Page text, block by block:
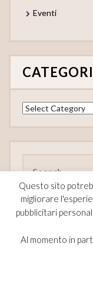
Eventi
Categories
Questo sito
migliorare
pubblicitari
Al momento in